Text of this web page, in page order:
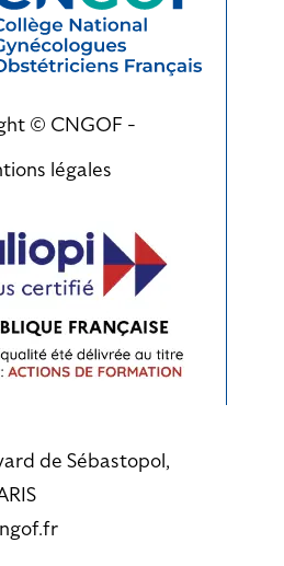
© CNGOF -
légales
de Sébastopol,